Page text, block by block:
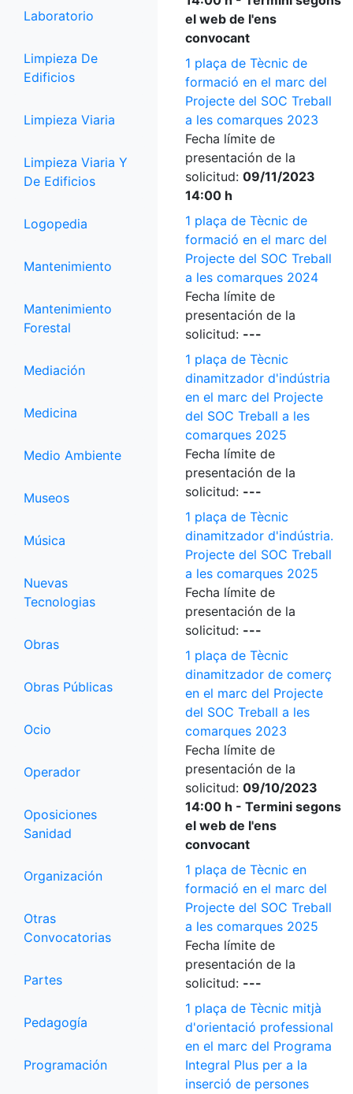
Laboratorio
Limpieza De
Edificios
Limpieza Viaria
Limpieza Viaria Y
De Edificios
Logopedia
Mantenimiento
Mantenimiento
Forestal
Mediación
Medicina
Medio Ambiente
Museos
Música
Nuevas
Tecnologias
Obras
Obras Públicas
Ocio
Operador
Oposiciones
Sanidad
Organización
Otras
Convocatorias
Partes
Pedagogía
Programación
el web de l'ens
convocant
1 plaça de Tècnic de
formació en el marc del
Projecte del SOC Treball
a les comarques 2023
Fecha límite de
presentación de la
solicitud: 09/11/2023
14:00 h
1 plaça de Tècnic de
formació en el marc del
Projecte del SOC Treball
a les comarques 2024
Fecha límite de
presentación de la
solicitud: ---
1 plaça de Tècnic
dinamitzador d'indústria
en el marc del Projecte
del SOC Treball a les
comarques 2025
Fecha límite de
presentación de la
solicitud: ---
1 plaça de Tècnic
dinamitzador d'indústria.
Projecte del SOC Treball
a les comarques 2025
Fecha límite de
presentación de la
solicitud: ---
1 plaça de Tècnic
dinamitzador de comerç
en el marc del Projecte
del SOC Treball a les
comarques 2023
Fecha límite de
presentación de la
solicitud: 09/10/2023
14:00 h - Termini segons
el web de l'ens
convocant
1 plaça de Tècnic en
formació en el marc del
Projecte del SOC Treball
a les comarques 2025
Fecha límite de
presentación de la
solicitud: ---
1 plaça de Tècnic mitjà
d'orientació professional
en el marc del Programa
Integral Plus per a la
inserció de persones